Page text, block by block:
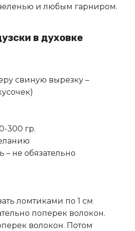
и любым гарниром.
в духовке
свиную вырезку –
300 гр.
– не обязательно
ломтиками по 1 см
поперек волокон.
волокон. Потом